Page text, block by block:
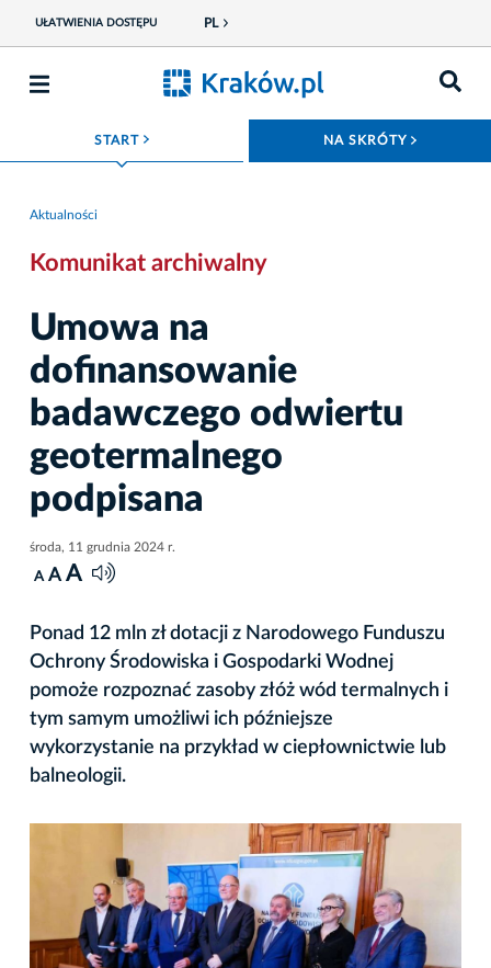
UŁATWIENIA DOSTĘPU PL
START ROZWIŃ MENU NA SKRÓTY
Aktualności
Komunikat archiwalny
Umowa na
dofinansowanie
badawczego odwiertu
geotermalnego
podpisana
środa, 11 grudnia 2024 r.
A A A
Ponad 12 mln zł dotacji z Narodowego Funduszu
Ochrony Środowiska i Gospodarki Wodnej
pomoże rozpoznać zasoby złóż wód termalnych i
tym samym umożliwi ich późniejsze
wykorzystanie na przykład w ciepłownictwie lub
balneologii.